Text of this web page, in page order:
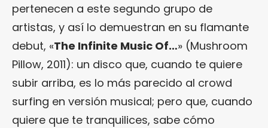
pertenecen a este segundo grupo de
artistas, y así lo demuestran en su flamante
debut, «The Infinite Music Of…» (Mushroom
Pillow, 2011): un disco que, cuando te quiere
subir arriba, es lo más parecido al crowd
surfing en versión musical; pero que, cuando
quiere que te tranquilices, sabe cómo